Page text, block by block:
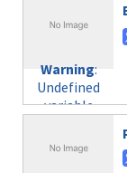
content/
formats/format-
on line43
variable
$post_id in
/home/
content/
/home/
child/post-
formats/format-
Warning:
Undefined
variable
/home/